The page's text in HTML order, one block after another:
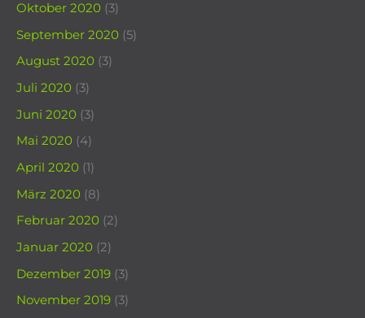
Oktober 2020 (3)
September 2020 (5)
August 2020 (3)
Juli 2020 (3)
Juni 2020 (3)
Mai 2020 (4)
April 2020 (1)
März 2020 (8)
Februar 2020 (2)
Januar 2020 (2)
Dezember 2019 (3)
November 2019 (3)